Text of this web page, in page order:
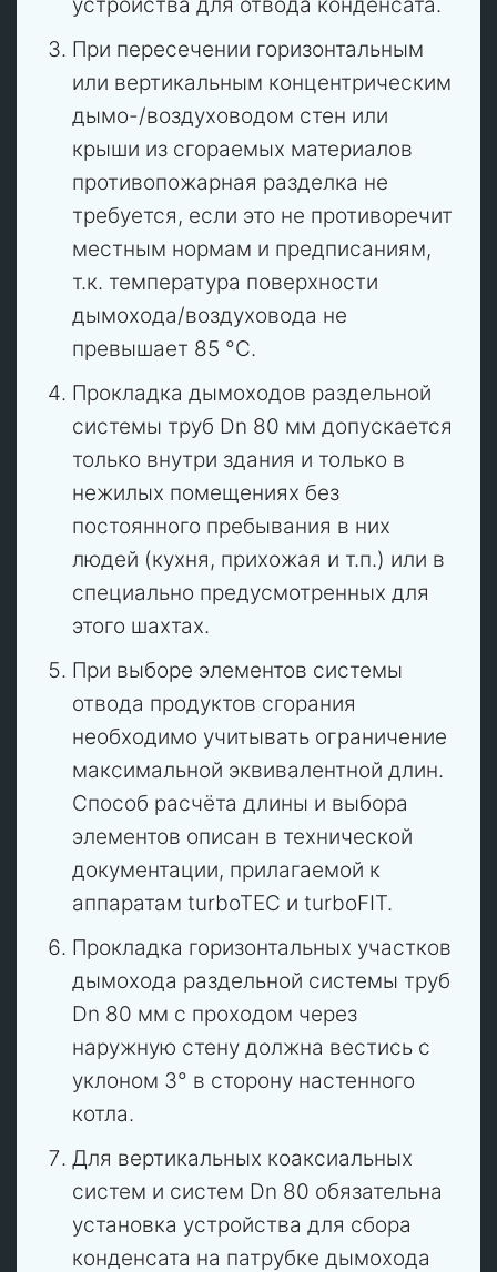
При пересечении горизонтальным
или вертикальным концентрическим
дымо-/воздуховодом стен или
крыши из сгораемых материалов
противопожарная разделка не
требуется, если это не противоречит
местным нормам и предписаниям,
т.к. температура поверхности
дымохода/воздуховода не
превышает 85 °C.
Прокладка дымоходов раздельной
системы труб Dn 80 мм допускается
только внутри здания и только в
нежилых помещениях без
постоянного пребывания в них
людей (кухня, прихожая и т.п.) или в
специально предусмотренных для
этого шахтах.
При выборе элементов системы
отвода продуктов сгорания
необходимо учитывать ограничение
максимальной эквивалентной длин.
Способ расчёта длины и выбора
элементов описан в технической
документации, прилагаемой к
аппаратам turboTEC и turboFIT.
Прокладка горизонтальных участков
дымохода раздельной системы труб
Dn 80 мм с проходом через
наружную стену должна вестись с
уклоном 3° в сторону настенного
котла.
Для вертикальных коаксиальных
систем и систем Dn 80 обязательна
установка устройства для сбора
конденсата на патрубке дымохода